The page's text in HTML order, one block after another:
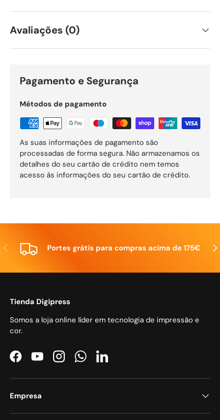
Avaliações (0)
Pagamento e Segurança
Métodos de pagamento
As suas informações de pagamento são
processadas de forma segura. Não armazenamos os
detalhes do seu cartão de crédito nem temos
acesso às informações do seu cartão de crédito.
Anterior Portes grátis para compras acima de 175€
Tienda Digipress
Somos a loja online líder em tecnologia de impressão e
cor.
FacebookYouTubeInstagramWhatsAppLinkedIn
Empresa